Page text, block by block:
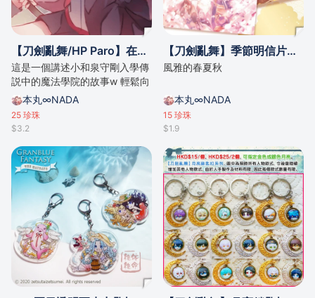
【刀劍亂舞/HP Paro】在霍格華兹相遇時（小和泉守中心）/by奈つき
這是一個講述小和泉守剛入學傳
説中的魔法學院的故事w 輕鬆向
本丸∞NADA
25 珍珠
$3.2
【刀劍亂舞】季節明信片（歌仙中心）/by奈つき
風雅的春夏秋
本丸∞NADA
15 珍珠
$1.9